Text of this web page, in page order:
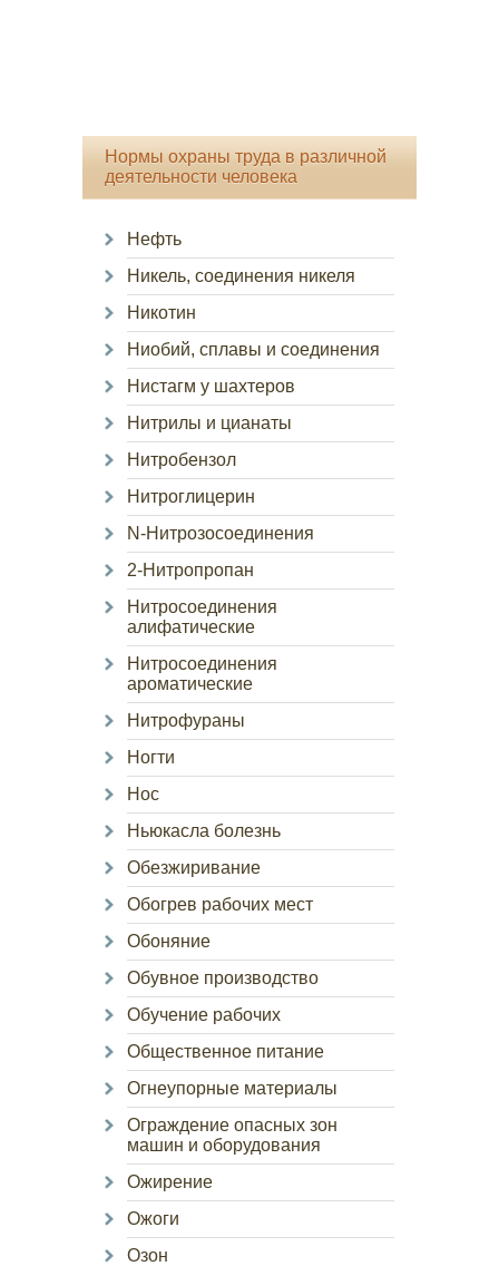
Нормы охраны труда в различной
деятельности человека
Нефть
Никель, соединения никеля
Никотин
Ниобий, сплавы и соединения
Нистагм у шахтеров
Нитрилы и цианаты
Нитробензол
Нитроглицерин
N-Нитрозосоединения
2-Нитропропан
Нитросоединения
алифатические
Нитросоединения
ароматические
Нитрофураны
Ногти
Нос
Ньюкасла болезнь
Обезжиривание
Обогрев рабочих мест
Обоняние
Обувное производство
Обучение рабочих
Общественное питание
Огнеупорные материалы
Ограждение опасных зон
машин и оборудования
Ожирение
Ожоги
Озон